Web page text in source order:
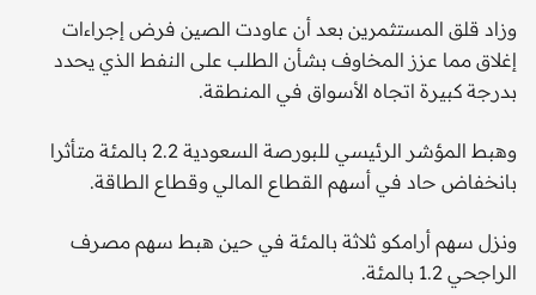
وزاد قلق المستثمرين بعد أن عاودت الصين فرض إجراءات
إغلاق مما عزز المخاوف بشأن الطلب على النفط الذي يحدد
بدرجة كبيرة اتجاه الأسواق في المنطقة.
وهبط المؤشر الرئيسي للبورصة السعودية 2.2 بالمئة متأثرا
بانخفاض حاد في أسهم القطاع المالي وقطاع الطاقة.
ونزل سهم أرامكو ثلاثة بالمئة في حين هبط سهم مصرف
الراجحي 1.2 بالمئة.